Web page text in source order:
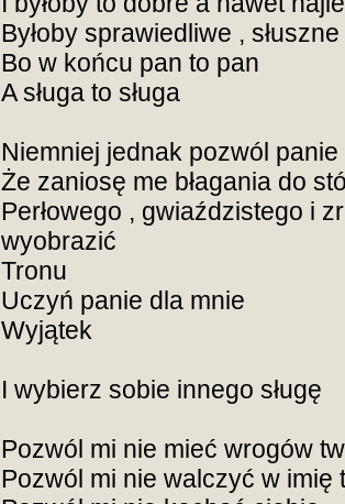
Byłoby sprawiedliwe ,
Bo w końcu pan to pan
A sługa to sługa
Niemniej jednak pozwól panie
Że zaniosę me błagania do
Perłowego , gwiaździstego i
wyobrazić
Tronu
Uczyń panie dla mnie
Wyjątek
I wybierz sobie innego sługę
Pozwól mi nie mieć wrogów
Pozwól mi nie walczyć w imię